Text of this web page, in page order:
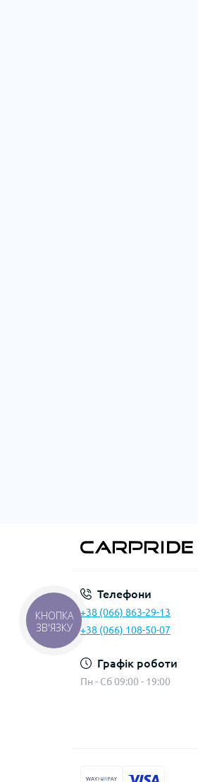
Телефони
+38 (066) 863-29-13
+38 (066) 108-50-07
Графік роботи
Пн - Сб 09:00 - 19:00
КНОПКА
ЗВ'ЯЗКУ